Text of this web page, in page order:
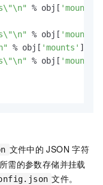
% obj[ 'mounts'
% obj[ 'mounts'
% obj[ 'mounts' ][
% obj[ 'mounts'
文件中的 JSON 字符
需的参数存储并挂载
文件。